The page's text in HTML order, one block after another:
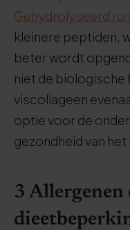
Gehydrolyseerd
kleinere peptiden,
beter wordt
niet de biologische
viscollageen
optie voor de
gezondheid van het
3 Allergenen